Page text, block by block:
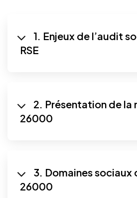
1. Enjeux de l’audit
RSE
2. Présentation de la
26000
3. Domaines sociaux
26000